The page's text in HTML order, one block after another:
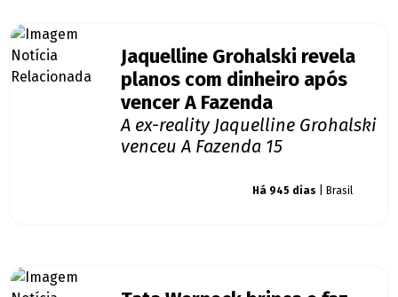
Jaquelline Grohalski revela
planos com dinheiro após
vencer A Fazenda
A ex-reality Jaquelline Grohalski
venceu A Fazenda 15
Há 945 dias | Brasil